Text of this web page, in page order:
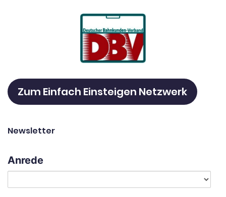
Zum Einfach Einsteigen Netzwerk
Newsletter
Anrede